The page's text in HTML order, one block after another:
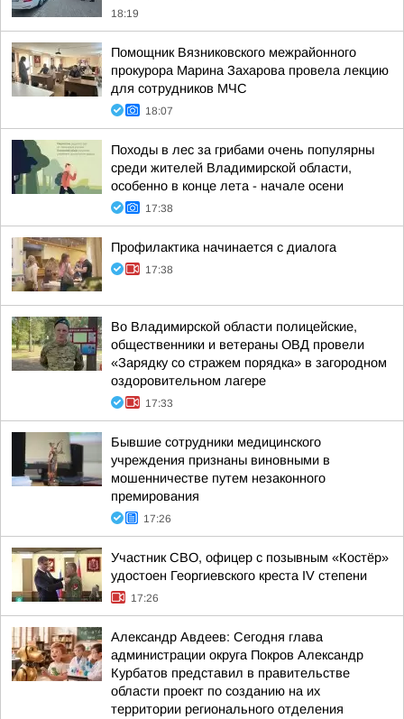
18:19
Помощник Вязниковского межрайонного
прокурора Марина Захарова провела лекцию
для сотрудников МЧС
18:07
Походы в лес за грибами очень популярны
среди жителей Владимирской области,
особенно в конце лета - начале осени
17:38
Профилактика начинается с диалога
17:38
Во Владимирской области полицейские,
общественники и ветераны ОВД провели
«Зарядку со стражем порядка» в загородном
оздоровительном лагере
17:33
Бывшие сотрудники медицинского
учреждения признаны виновными в
мошенничестве путем незаконного
премирования
17:26
Участник СВО, офицер с позывным «Костёр»
удостоен Георгиевского креста IV степени
17:26
Александр Авдеев: Сегодня глава
администрации округа Покров Александр
Курбатов представил в правительстве
области проект по созданию на их
территории регионального отделения